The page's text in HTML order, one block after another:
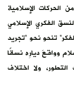
الإسلامية
الفكري الإسلامي
تنحو نحو “تجريد
وواقعَ ديارِه نسقًا
ولا اختلاف